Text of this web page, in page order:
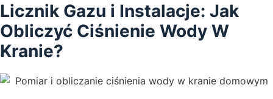
Licznik Gazu i Instalacje: Jak
Obliczyć Ciśnienie Wody W
Kranie?